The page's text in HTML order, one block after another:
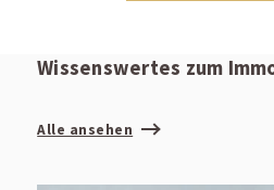
Wissenswertes zum
Alle ansehen